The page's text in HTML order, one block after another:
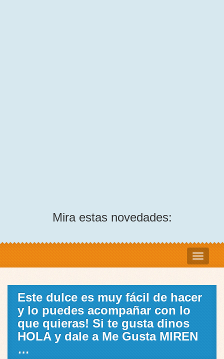
Mira estas novedades:
Este dulce es muy fácil de hacer
y lo puedes acompañar con lo
que quieras! Si te gusta dinos
HOLA y dale a Me Gusta MIREN
…